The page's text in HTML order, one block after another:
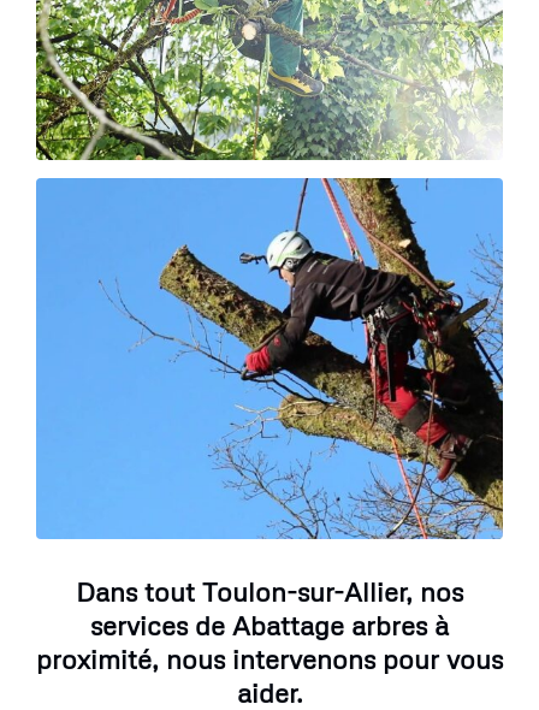
Dans tout Toulon-sur-Allier, nos
services de Abattage arbres à
proximité, nous intervenons pour vous
aider.